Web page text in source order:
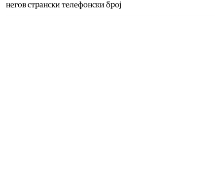
негов странски телефонски број